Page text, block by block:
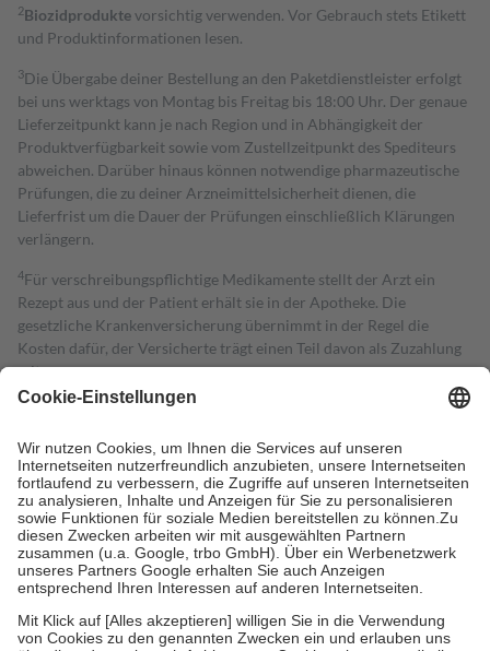
2Biozidproduktevorsichtig verwenden. Vor Gebrauch stets Etikett
und Produktinformationen lesen.
3Die Übergabe deiner Bestellung an den Paketdienstleister erfolgt
bei uns werktags von Montag bis Freitag bis 18:00 Uhr. Der genaue
Lieferzeitpunkt kann je nach Region und in Abhängigkeit der
Produktverfügbarkeit sowie vom Zustellzeitpunkt des Spediteurs
abweichen. Darüber hinaus können notwendige pharmazeutische
Prüfungen, die zu deiner Arzneimittelsicherheit dienen, die
Lieferfrist um die Dauer der Prüfungen einschließlich Klärungen
verlängern.
4Für verschreibungspflichtige Medikamente stellt der Arzt ein
Rezept aus und der Patient erhält sie in der Apotheke. Die
gesetzliche Krankenversicherung übernimmt in der Regel die
Kosten dafür, der Versicherte trägt einen Teil davon als Zuzahlung
mit.
Grundsätzlich leisten Mitglieder Zuzahlungen in Höhe von zehn
höchstens zehn Euro.
Es sind jedoch nie mehr als die tatsächlichen
Kosten der Leistung zu entrichten.
Diese Regeln gelten grundsätzlich auch für Online-Apotheken.
Bei Heilmitteln und häuslicher Krankenpflege beträgt die
Zuzahlung zehn Prozent der Kosten sowie zehn Euro je
Verordnung.
Um das Engagement der Versicherten für ihre eigene Gesundheit zu
stärken und die besondere Stellung der Familie zu unterstützen,
fallenkeine Zuzahlungenan bei:
• Kindern und Jugendlichen bis zum vollendeten 18. Lebensjahr